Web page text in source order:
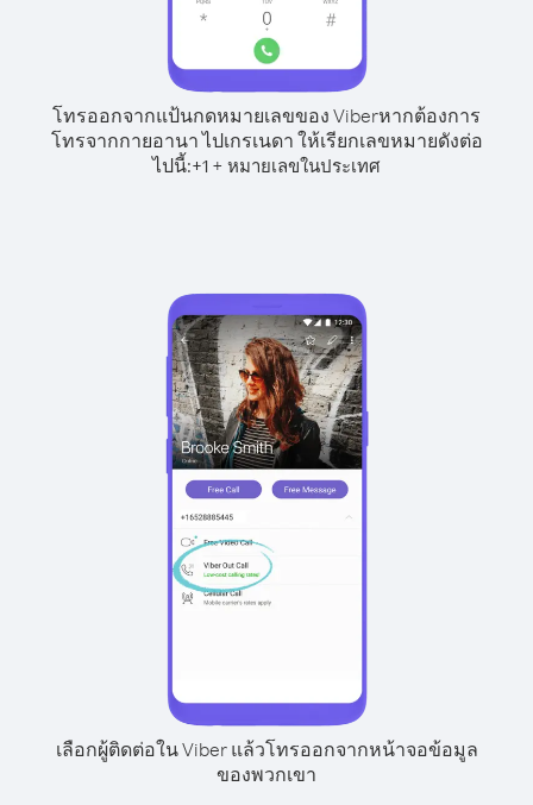
โทรออกจากแป้นกดหมายเลขของ Viberหากต้องการ
โทรจากกายอานา ไปเกรเนดา ให้เรียกเลขหมายดังต่อ
ไปนี้:+1 + หมายเลขในประเทศ
เลือกผู้ติดต่อใน Viber แล้วโทรออกจากหน้าจอข้อมูล
ของพวกเขา